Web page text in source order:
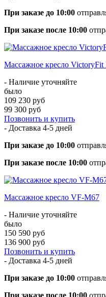
При заказе до 10:00
При заказе после 10:00
Массажное кресло
- Наличие уточняйте
было
109 230 руб
99 300 руб
Позвонить и купить
- Доставка 4-5 дней
При заказе до 10:00
При заказе после 10:00
Массажное кресло VF-M67
- Наличие уточняйте
было
150 590 руб
136 900 руб
Позвонить и купить
- Доставка 4-5 дней
При заказе до 10:00
При заказе после 10:00